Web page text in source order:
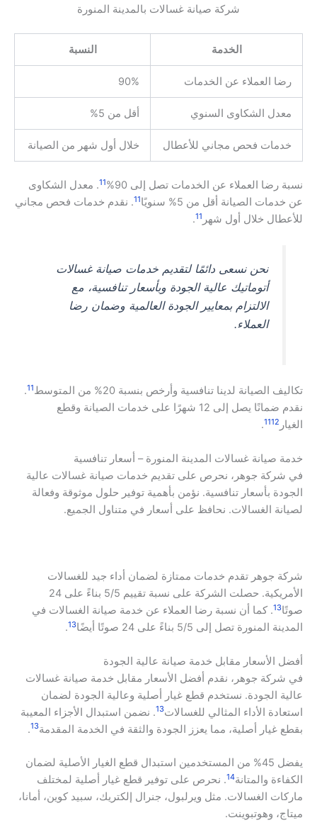
شركة صيانة غسالات بالمدينة المنورة
الخدمة النسبة
رضا العملاء عن الخدمات 90%
معدل الشكاوى السنوي أقل من 5%
خدمات فحص مجاني للأعطال خلال أول شهر من الصيانة
نسبة رضا العملاء عن الخدمات تصل إلى 90% 11. معدل الشكاوى
عن خدمات الصيانة أقل من 5% سنويًا
11. نقدم خدمات فحص مجاني
للأعطال خلال أول شهر 11
.
نحن نسعى دائمًا لتقديم خدمات صيانة غسالات
أتوماتيك عالية الجودة وبأسعار تنافسية، مع
الالتزام بمعايير الجودة العالمية وضمان رضا
العملاء.
تكاليف الصيانة لدينا تنافسية وأرخص بنسبة 20% من المتوسط 11
.
نقدم ضمانًا يصل إلى 12 شهرًا على خدمات الصيانة وقطع
الغيار
1112
.
خدمة صيانة غسالات المدينة المنورة – أسعار تنافسية
في شركة جوهر، نحرص على تقديم خدمات صيانة غسالات عالية
الجودة بأسعار تنافسية. نؤمن بأهمية توفير حلول موثوقة وفعالة
لصيانة الغسالات. نحافظ على أسعار في متناول الجميع.
شركة جوهر تقدم خدمات ممتازة لضمان أداء جيد للغسالات
الأمريكية. حصلت الشركة على نسبة تقييم 5/5 بناءً على 24
صوتًا13. كما أن نسبة رضا العملاء عن خدمة صيانة الغسالات في
المدينة المنورة تصل إلى 5/5 بناءً على 24 صوتًا أيضًا
13
.
أفضل الأسعار مقابل خدمة صيانة عالية الجودة
في شركة جوهر، نقدم أفضل الأسعار مقابل خدمة صيانة غسالات
عالية الجودة. نستخدم قطع غيار أصلية وعالية الجودة لضمان
استعادة الأداء المثالي للغسالات13. نضمن استبدال الأجزاء المعيبة
بقطع غيار أصلية، مما يعزز الجودة والثقة في الخدمة المقدمة13
.
يفضل 45% من المستخدمين استبدال قطع الغيار الأصلية لضمان
الكفاءة والمتانة14. نحرص على توفير قطع غيار أصلية لمختلف
ماركات الغسالات. مثل ويرلبول، جنرال إلكتريك، سبيد كوين، أمانا،
ميتاج، وهوتبوينت.